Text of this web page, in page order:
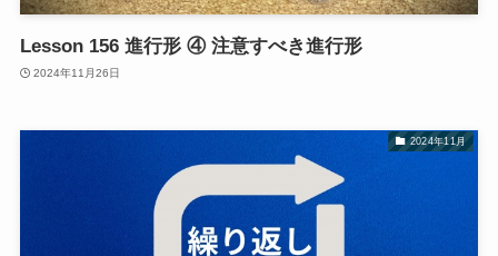
Lesson 156 進行形 ④ 注意すべき進行形
2024年11月26日
2024年11月